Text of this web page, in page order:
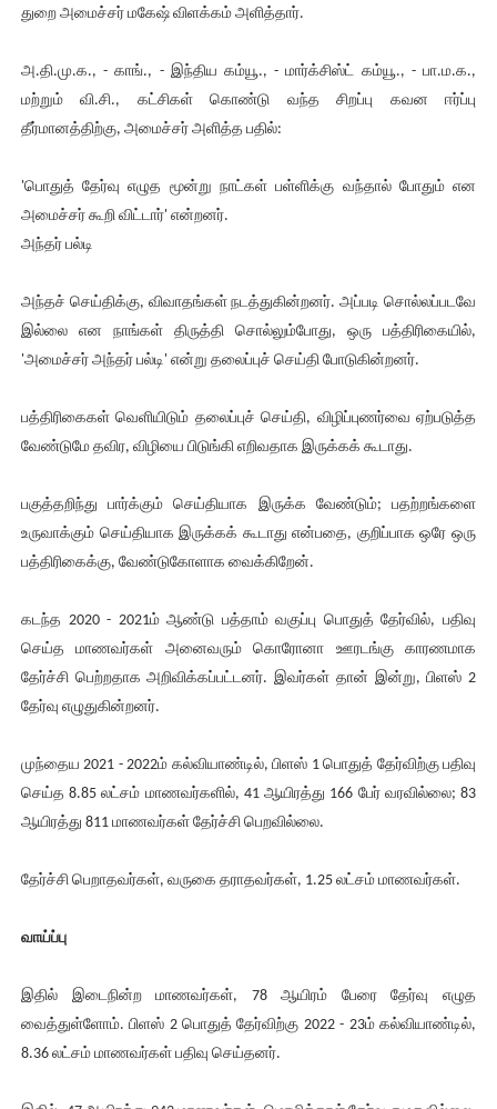
துறை அமைச்சர் மகேஷ் விளக்கம் அளித்தார்.
அ.தி.மு.க., - காங்., - இந்திய கம்யூ., - மார்க்சிஸ்ட் கம்யூ., - பா.ம.க.,
மற்றும் வி.சி., கட்சிகள் கொண்டு வந்த சிறப்பு கவன ஈர்ப்பு
தீர்மானத்திற்கு, அமைச்சர் அளித்த பதில்:
'பொதுத் தேர்வு எழுத மூன்று நாட்கள் பள்ளிக்கு வந்தால் போதும் என
அமைச்சர் கூறி விட்டார்' என்றனர்.
அந்தர் பல்டி
அந்தச் செய்திக்கு, விவாதங்கள் நடத்துகின்றனர். அப்படி சொல்லப்படவே
இல்லை என நாங்கள் திருத்தி சொல்லும்போது, ஒரு பத்திரிகையில்,
'அமைச்சர் அந்தர் பல்டி' என்று தலைப்புச் செய்தி போடுகின்றனர்.
பத்திரிகைகள் வெளியிடும் தலைப்புச் செய்தி, விழிப்புணர்வை ஏற்படுத்த
வேண்டுமே தவிர, விழியை பிடுங்கி எறிவதாக இருக்கக் கூடாது.
பகுத்தறிந்து பார்க்கும் செய்தியாக இருக்க வேண்டும்; பதற்றங்களை
உருவாக்கும் செய்தியாக இருக்கக் கூடாது என்பதை, குறிப்பாக ஒரே ஒரு
பத்திரிகைக்கு, வேண்டுகோளாக வைக்கிறேன்.
கடந்த 2020 - 2021ம் ஆண்டு பத்தாம் வகுப்பு பொதுத் தேர்வில், பதிவு
செய்த மாணவர்கள் அனைவரும் கொரோனா ஊரடங்கு காரணமாக
தேர்ச்சி பெற்றதாக அறிவிக்கப்பட்டனர். இவர்கள் தான் இன்று, பிளஸ் 2
தேர்வு எழுதுகின்றனர்.
முந்தைய 2021 - 2022ம் கல்வியாண்டில், பிளஸ் 1 பொதுத் தேர்விற்கு பதிவு
செய்த 8.85 லட்சம் மாணவர்களில், 41 ஆயிரத்து 166 பேர் வரவில்லை; 83
ஆயிரத்து 811 மாணவர்கள் தேர்ச்சி பெறவில்லை.
தேர்ச்சி பெறாதவர்கள், வருகை தராதவர்கள், 1.25 லட்சம் மாணவர்கள்.
வாய்ப்பு
இதில் இடைநின்ற மாணவர்கள், 78 ஆயிரம் பேரை தேர்வு எழுத
வைத்துள்ளோம். பிளஸ் 2 பொதுத் தேர்விற்கு 2022 - 23ம் கல்வியாண்டில்,
8.36 லட்சம் மாணவர்கள் பதிவு செய்தனர்.